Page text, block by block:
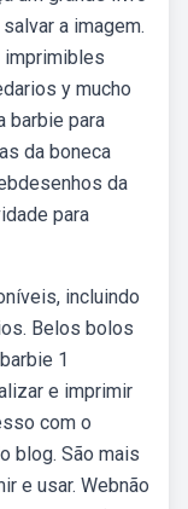
a imagem.
imprimibles
y mucho
barbie para
da boneca
da
para
incluindo
Belos bolos
1
e imprimir
com o
blog. São mais
e usar. Webnão